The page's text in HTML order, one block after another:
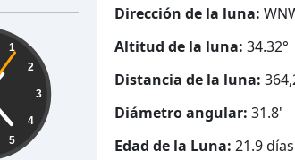
1
2
3
4
5
Dirección de la luna:
Altitud de la luna: 34.32°
Distancia de la luna:
Diámetro angular: 31.8'
Edad de la Luna: 21.9 días